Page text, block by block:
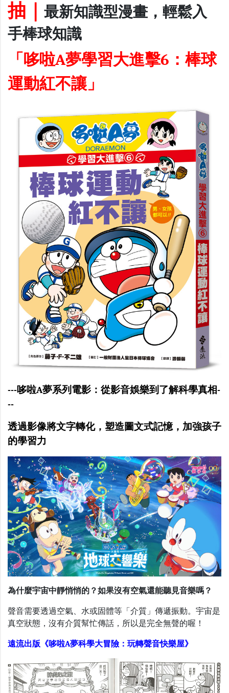
抽｜
最新知識型漫畫，輕鬆入
手棒球知識
「 哆啦A夢學習大進擊6：棒球
運動紅不讓 」
---哆啦A夢系列電影：從影音娛樂到了解科學真相-
--
透過影像將文字轉化，塑造圖文式記憶，加強孩子
的學習力
為什麼宇宙中靜悄悄的？如果沒有空氣還能聽見音樂嗎？
聲音需要透過空氣、水或固體等「介質」傳遞振動。宇宙是
真空狀態，沒有介質幫忙傳話，所以是完全無聲的喔！
遠流出版《哆啦A夢科學大冒險：玩轉聲音快樂屋》